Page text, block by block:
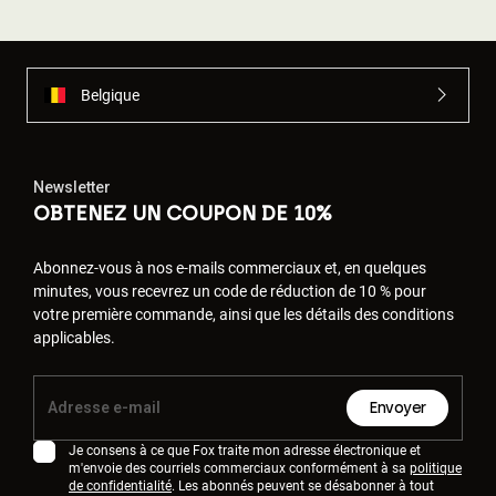
Belgique
Newsletter
OBTENEZ UN COUPON DE 10%
Abonnez-vous à nos e-mails commerciaux et, en quelques
minutes, vous recevrez un code de réduction de 10 % pour
votre première commande, ainsi que les détails des conditions
applicables.
Envoyer
Je consens à ce que Fox traite mon adresse électronique et
m'envoie des courriels commerciaux conformément à sa politique
de confidentialité. Les abonnés peuvent se désabonner à tout